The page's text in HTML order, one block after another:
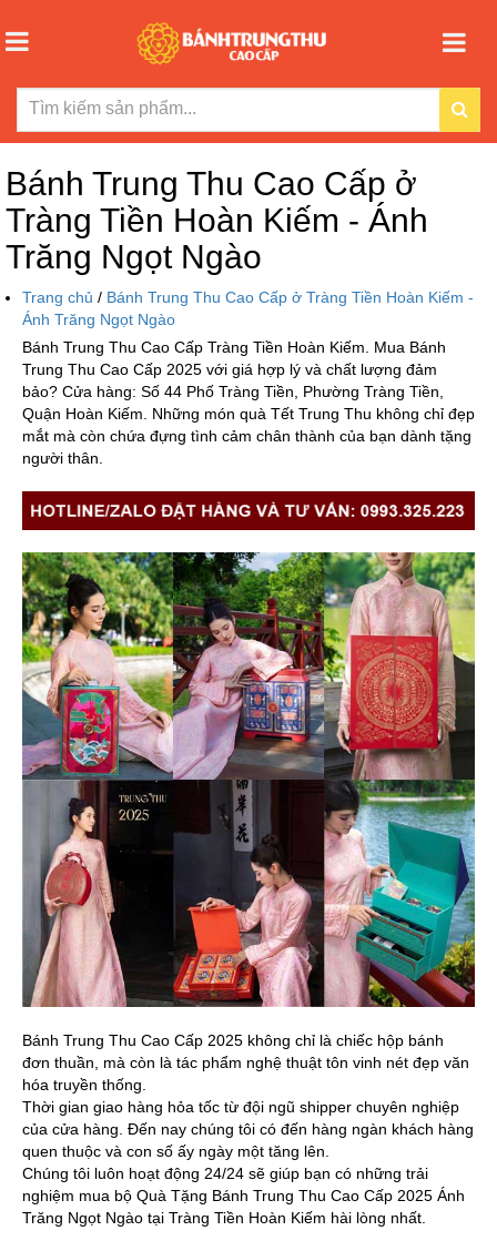
Bánh Trung Thu Cao Cấp ở
Tràng Tiền Hoàn Kiếm - Ánh
Trăng Ngọt Ngào
Trang chủ / Bánh Trung Thu Cao Cấp ở Tràng Tiền Hoàn Kiếm -
Ánh Trăng Ngọt Ngào
Bánh Trung Thu Cao Cấp Tràng Tiền Hoàn Kiếm. Mua Bánh
Trung Thu Cao Cấp 2025 với giá hợp lý và chất lượng đảm
bảo? Cửa hàng: Số 44 Phố Tràng Tiền, Phường Tràng Tiền,
Quận Hoàn Kiếm. Những món quà Tết Trung Thu không chỉ đẹp
mắt mà còn chứa đựng tình cảm chân thành của bạn dành tặng
người thân.
Bánh Trung Thu Cao Cấp 2025 không chỉ là chiếc hộp bánh
đơn thuần, mà còn là tác phẩm nghệ thuật tôn vinh nét đẹp văn
hóa truyền thống.
Thời gian giao hàng hỏa tốc từ đội ngũ shipper chuyên nghiệp
của cửa hàng. Đến nay chúng tôi có đến hàng ngàn khách hàng
quen thuộc và con số ấy ngày một tăng lên.
Chúng tôi luôn hoạt động 24/24 sẽ giúp bạn có những trải
nghiệm mua bộ Quà Tặng Bánh Trung Thu Cao Cấp 2025 Ánh
Trăng Ngọt Ngào tại Tràng Tiền Hoàn Kiếm hài lòng nhất.